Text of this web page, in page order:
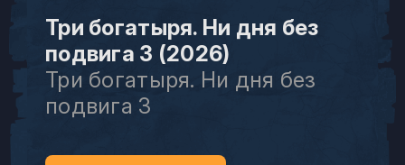
Три богатыря. Ни дня без
подвига 3 (2026)
Три богатыря. Ни дня без
подвига 3